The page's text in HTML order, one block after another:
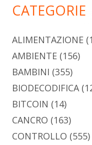
CATEGORIE
ALIMENTAZIONE
AMBIENTE (156)
BAMBINI (355)
BIODECODIFICA
BITCOIN (14)
CANCRO (163)
CONTROLLO (555)